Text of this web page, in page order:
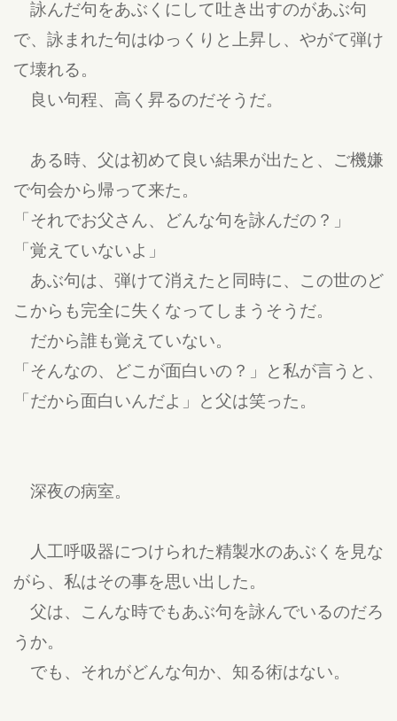
詠んだ句をあぶくにして吐き出すのがあぶ句
で、詠まれた句はゆっくりと上昇し、やがて弾け
て壊れる。
良い句程、高く昇るのだそうだ。
ある時、父は初めて良い結果が出たと、ご機嫌
で句会から帰って来た。
「それでお父さん、どんな句を詠んだの？」
「覚えていないよ」
あぶ句は、弾けて消えたと同時に、この世のど
こからも完全に失くなってしまうそうだ。
だから誰も覚えていない。
「そんなの、どこが面白いの？」と私が言うと、
「だから面白いんだよ」と父は笑った。
深夜の病室。
人工呼吸器につけられた精製水のあぶくを見な
がら、私はその事を思い出した。
父は、こんな時でもあぶ句を詠んでいるのだろ
うか。
でも、それがどんな句か、知る術はない。